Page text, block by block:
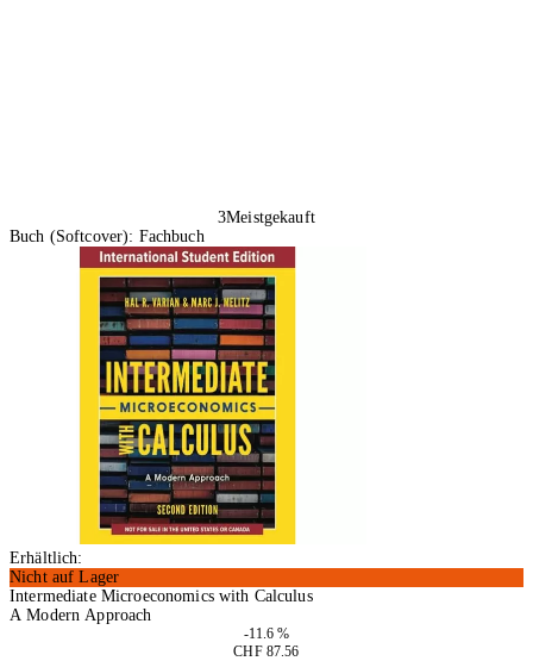
3Meistgekauft
Buch (Softcover): Fachbuch
Erhältlich:
Nicht auf Lager
Intermediate Microeconomics with Calculus
A Modern Approach
-11.6 %
CHF 87.56